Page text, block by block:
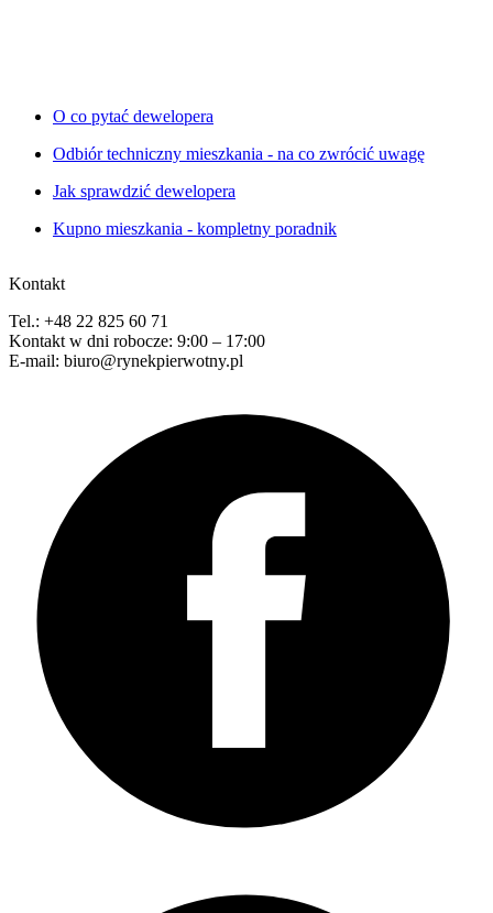
O co pytać dewelopera
Odbiór techniczny mieszkania - na co zwrócić uwagę
Jak sprawdzić dewelopera
Kupno mieszkania - kompletny poradnik
Kontakt
Tel.: +48 22 825 60 71
Kontakt w dni robocze: 9:00 – 17:00
E-mail: biuro@rynekpierwotny.pl